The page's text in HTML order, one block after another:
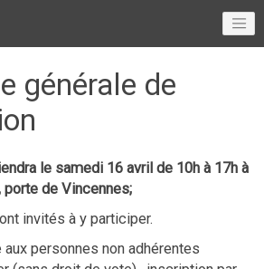
générale de
le samedi 16 avril de 10h à 17h à
porte de Vincennes;
invités à y participer.
personnes non adhérentes